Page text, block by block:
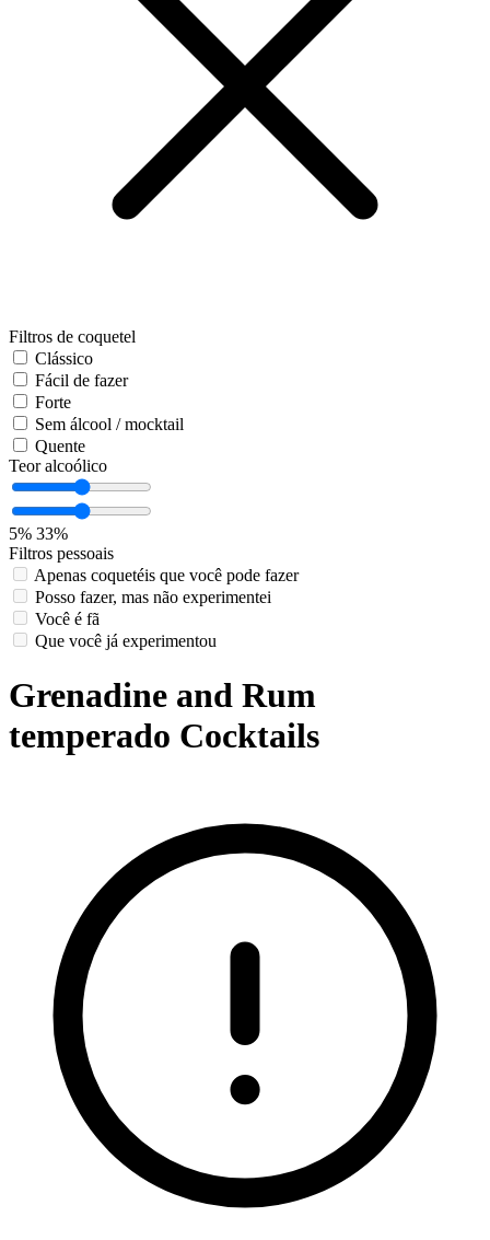
Filtros de coquetel
Clássico
Fácil de fazer
Forte
Sem álcool / mocktail
Quente
Teor alcoólico
5% 33%
Filtros pessoais
Apenas coquetéis que você pode fazer
Posso fazer, mas não experimentei
Você é fã
Que você já experimentou
Grenadine and Rum
temperado Cocktails